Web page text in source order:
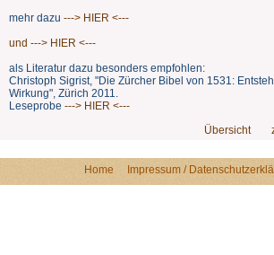
mehr dazu ---> HIER <---
und ---> HIER <---
als Literatur dazu besonders empfohlen:
Christoph Sigrist, "Die Zürcher Bibel von 1531:
Wirkung", Zürich 2011.
Leseprobe ---> HIER <---
Übersicht
Home Impressum /